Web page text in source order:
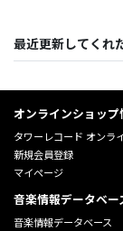
最近更新してくれ
オンラインショップ
タワーレコード オンラ
新規会員登録
マイページ
音楽情報データベー
音楽情報データベース